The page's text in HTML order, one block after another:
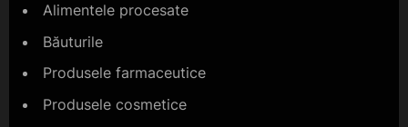
Alimentele procesate
Băuturile
Produsele farmaceutice
Produsele cosmetice